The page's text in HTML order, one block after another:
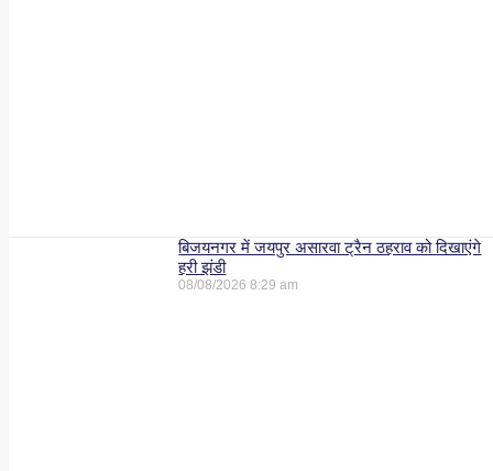
बिजयनगर में जयपुर असारवा ट्रैन ठहराव को दिखाएंगे
हरी झंडी
08/08/20268:29 am